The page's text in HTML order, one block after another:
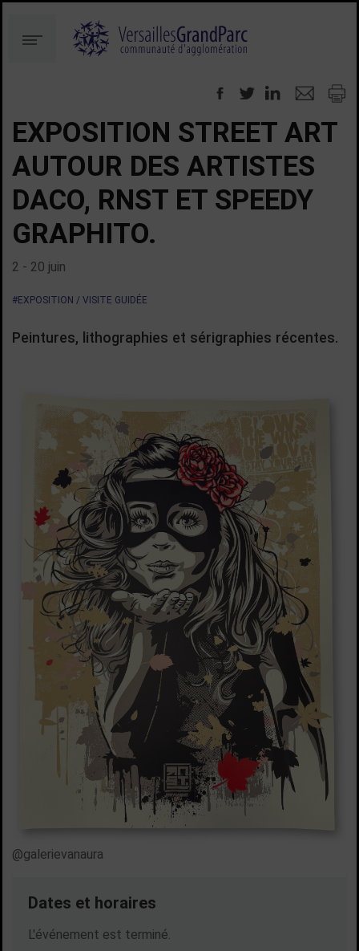
au
contenu
à
Menu
EXPOSITION STREET ART
AUTOUR DES ARTISTES
DACO, RNST ET SPEEDY
GRAPHITO.
2 - 20 juin
#EXPOSITION / VISITE GUIDÉE
Peintures, lithographies et sérigraphies récentes.
@galerievanaura
Dates et horaires
Dates en cours
L'événement est terminé.